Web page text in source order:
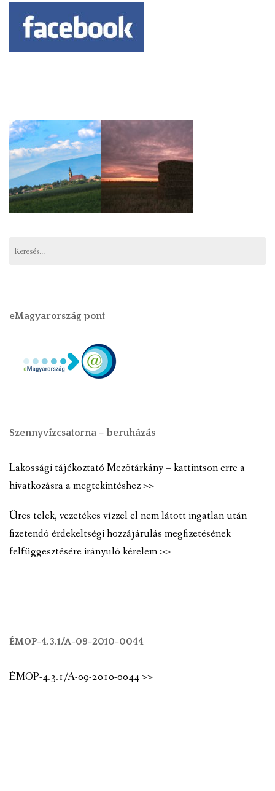
eMagyarország pont
Szennyvízcsatorna – beruházás
Lakossági tájékoztató Mezõtárkány – kattintson erre a
hivatkozásra a megtekintéshez >>
Üres telek, vezetékes vízzel el nem látott ingatlan után
fizetendõ érdekeltségi hozzájárulás megfizetésének
felfüggesztésére irányuló kérelem >>
ÉMOP-4.3.1/A-09-2010-0044
ÉMOP-4.3.1/A-09-2010-0044 >>